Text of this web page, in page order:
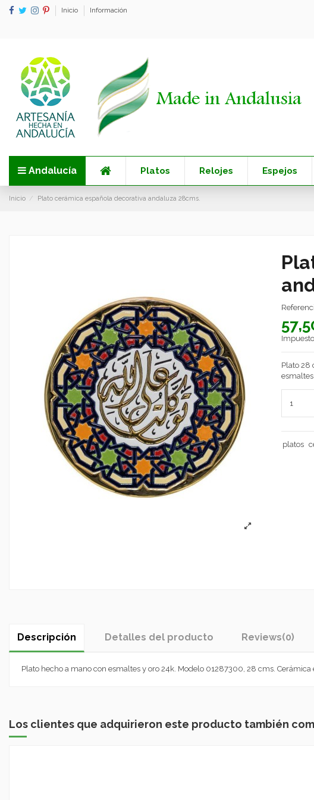
Inicio Información
Andalucía Platos Relojes Espejos
Inicio Plato cerámica española decorativa andaluza 28cms.
Plato 28
esmaltes
platos
Descripción Detalles del producto Reviews(0)
Plato hecho a mano con esmaltes y oro 24k. Modelo 01287300, 28 cms.
Los clientes que adquirieron este producto también